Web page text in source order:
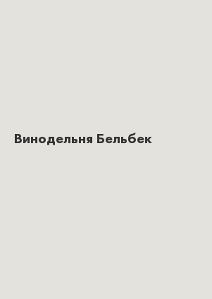
Винодельня Бельбек